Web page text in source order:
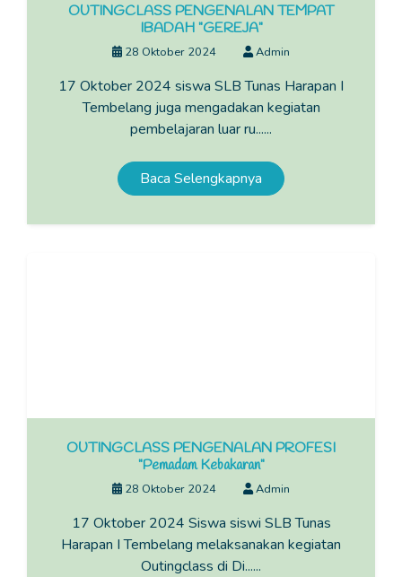
OUTINGCLASS PENGENALAN TEMPAT
IBADAH "GEREJA"
28 Oktober 2024 Admin
17 Oktober 2024 siswa SLB Tunas Harapan I
Tembelang juga mengadakan kegiatan
pembelajaran luar ru......
Baca Selengkapnya
OUTINGCLASS PENGENALAN PROFESI
"Pemadam Kebakaran"
28 Oktober 2024 Admin
17 Oktober 2024 Siswa siswi SLB Tunas
Harapan I Tembelang melaksanakan kegiatan
Outingclass di Di......